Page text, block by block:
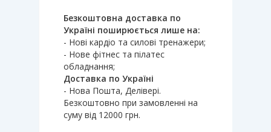
Безкоштовна доставка по
Україні поширюється лише на:
- Нові кардіо та силові тренажери;
- Нове фітнес та пілатес
обладнання;
Доставка по Україні
- Нова Пошта, Делівері.
Безкоштовно при замовленні на
суму від 12000 грн.